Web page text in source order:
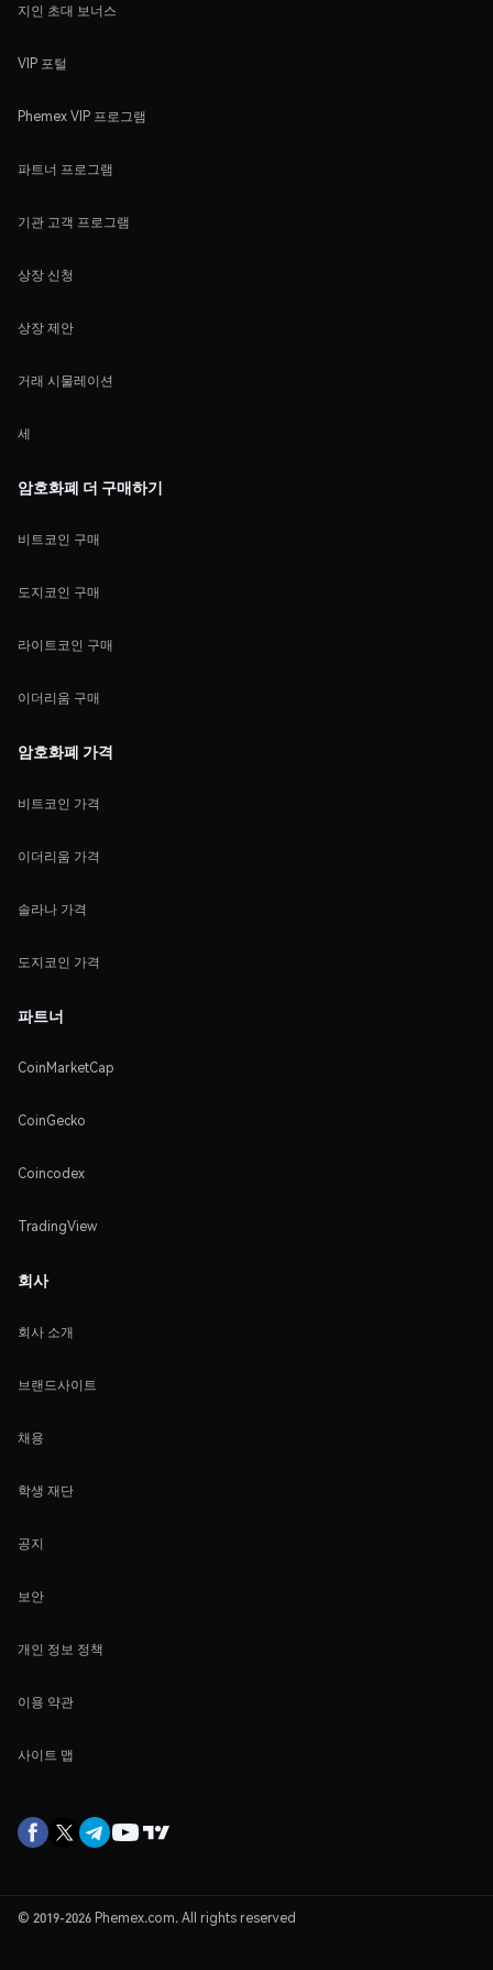
지인 초대 보너스
VIP 포털
Phemex VIP 프로그램
파트너 프로그램
기관 고객 프로그램
상장 신청
상장 제안
거래 시물레이션
세
암호화폐 더 구매하기
비트코인 구매
도지코인 구매
라이트코인 구매
이더리움 구매
암호화폐 가격
비트코인 가격
이더리움 가격
솔라나 가격
도지코인 가격
파트너
CoinMarketCap
CoinGecko
Coincodex
TradingView
회사
회사 소개
브랜드사이트
채용
학생 재단
공지
보안
개인 정보 정책
이용 약관
사이트 맵
© 2019-2026 Phemex.com. All rights reserved